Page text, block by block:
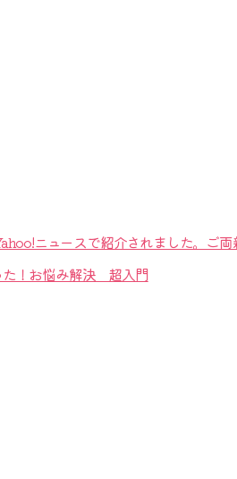
ニュースで紹介されました。ご
た！お悩み解決 超入門